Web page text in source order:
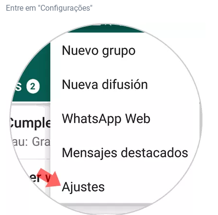
Entre em "Configurações"